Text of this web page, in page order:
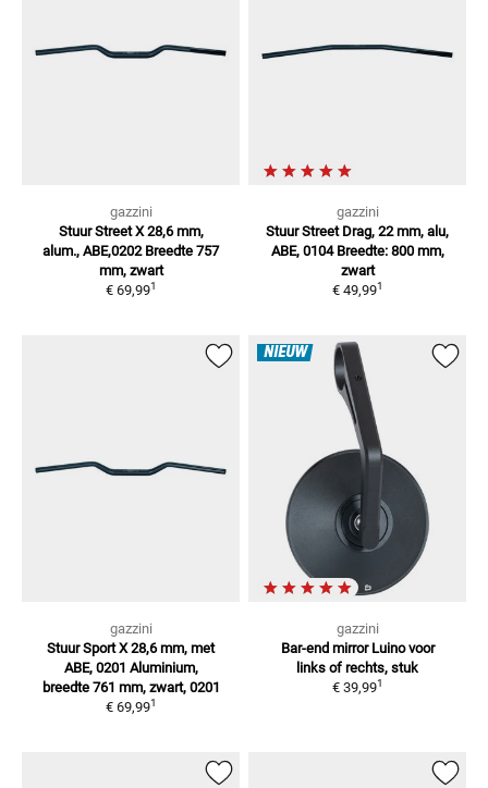
gazzini
Stuur Street X 28,6 mm,
alum., ABE,0202 Breedte 757
mm, zwart
€ 69,991
gazzini
Stuur Street Drag, 22 mm, alu,
ABE, 0104 Breedte: 800 mm,
zwart
€ 49,991
gazzini
Stuur Sport X 28,6 mm, met
ABE, 0201 Aluminium,
breedte 761 mm, zwart, 0201
€ 69,991
NIEUW
gazzini
Bar-end mirror Luino voor
links of rechts, stuk
€ 39,991